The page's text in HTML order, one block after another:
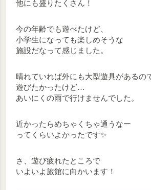
他にも盛りたくさん！
今の年齢でも遊べたけど、
小学生になっても楽しめそうな
施設だなって感じました。
晴れていれば外にも大型遊具があるの
遊びたかったけど…
あいにくの雨で行けませんでした。
近かったらめちゃくちゃ通うなー
ってくらいよかったです✨
さ、遊び疲れたところで
いよいよ旅館に向かいます！